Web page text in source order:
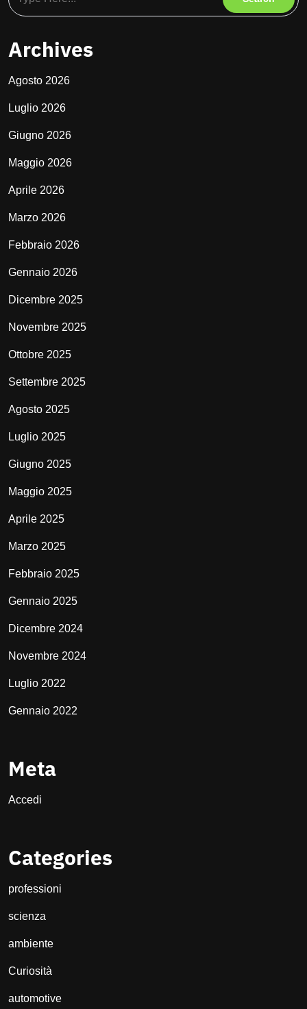
Archives
Agosto 2026
Luglio 2026
Giugno 2026
Maggio 2026
Aprile 2026
Marzo 2026
Febbraio 2026
Gennaio 2026
Dicembre 2025
Novembre 2025
Ottobre 2025
Settembre 2025
Agosto 2025
Luglio 2025
Giugno 2025
Maggio 2025
Aprile 2025
Marzo 2025
Febbraio 2025
Gennaio 2025
Dicembre 2024
Novembre 2024
Luglio 2022
Gennaio 2022
Meta
Accedi
Categories
professioni
scienza
ambiente
Curiosità
automotive